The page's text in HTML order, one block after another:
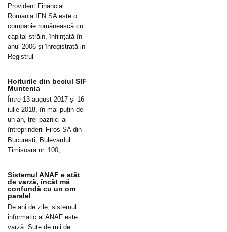
Provident Financial
Romania IFN SA este o
companie românească cu
capital străin, înființată în
anul 2006 și înregistrată in
Registrul
Hoiturile din beciul SIF
Muntenia
Între 13 august 2017 și 16
iulie 2018, în mai puțin de
un an, trei paznici ai
întreprinderii Firos SA din
București, Bulevardul
Timișoara nr. 100,
Sistemul ANAF e atât
de varză, încât mă
confundă cu un om
paralel
De ani de zile, sistemul
informatic al ANAF este
varză. Sute de mii de